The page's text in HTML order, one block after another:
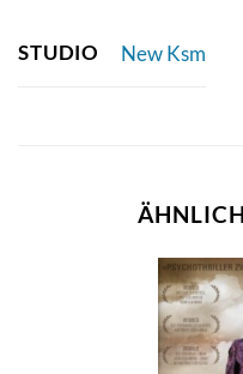
STUDIO New Ksm